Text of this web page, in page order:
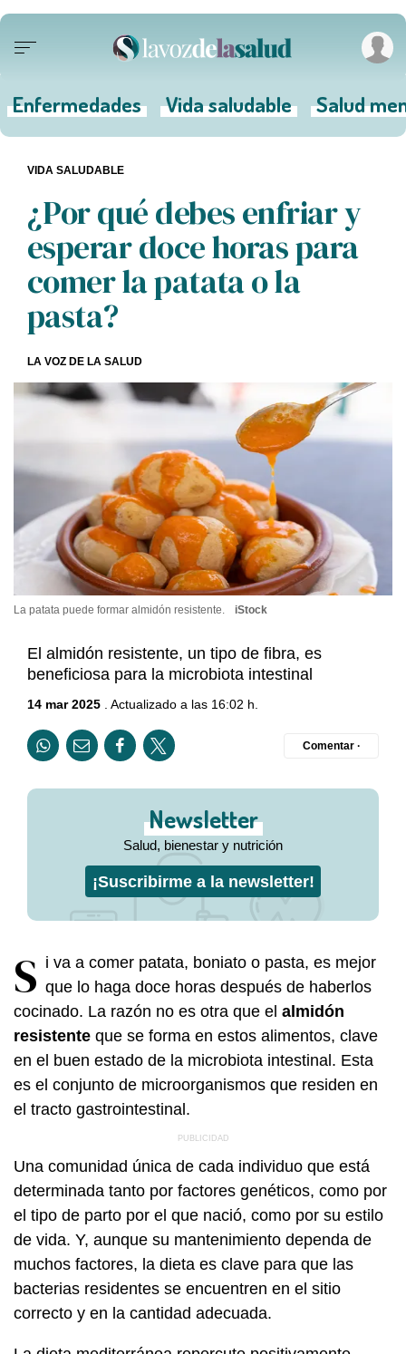
Enfermedades Vida saludable Salud
¿Por qué debes enfriar y
esperar doce horas para
comer la patata o la
pasta?
LA VOZ DE LA SALUD
VIDA SALUDABLE
La patata puede formar almidón resistente. iStock
El almidón resistente, un tipo de fibra, es
beneficiosa para la microbiota intestinal
14 mar 2025 . Actualizado a las 16:02 h.
Comentar ·
Newsletter
Salud, bienestar y nutrición
¡Suscribirme a la newsletter!
S i va a comer patata, boniato o pasta, es mejor
que lo haga doce horas después de haberlos
cocinado. La razón no es otra que el almidón
resistente que se forma en estos alimentos, clave
en el buen estado de la microbiota intestinal. Esta
es el conjunto de microorganismos que residen en
el tracto gastrointestinal.
Una comunidad única de cada individuo que está
determinada tanto por factores genéticos, como por
el tipo de parto por el que nació, como por su estilo
de vida. Y, aunque su mantenimiento dependa de
muchos factores, la dieta es clave para que las
bacterias residentes se encuentren en el sitio
correcto y en la cantidad adecuada.